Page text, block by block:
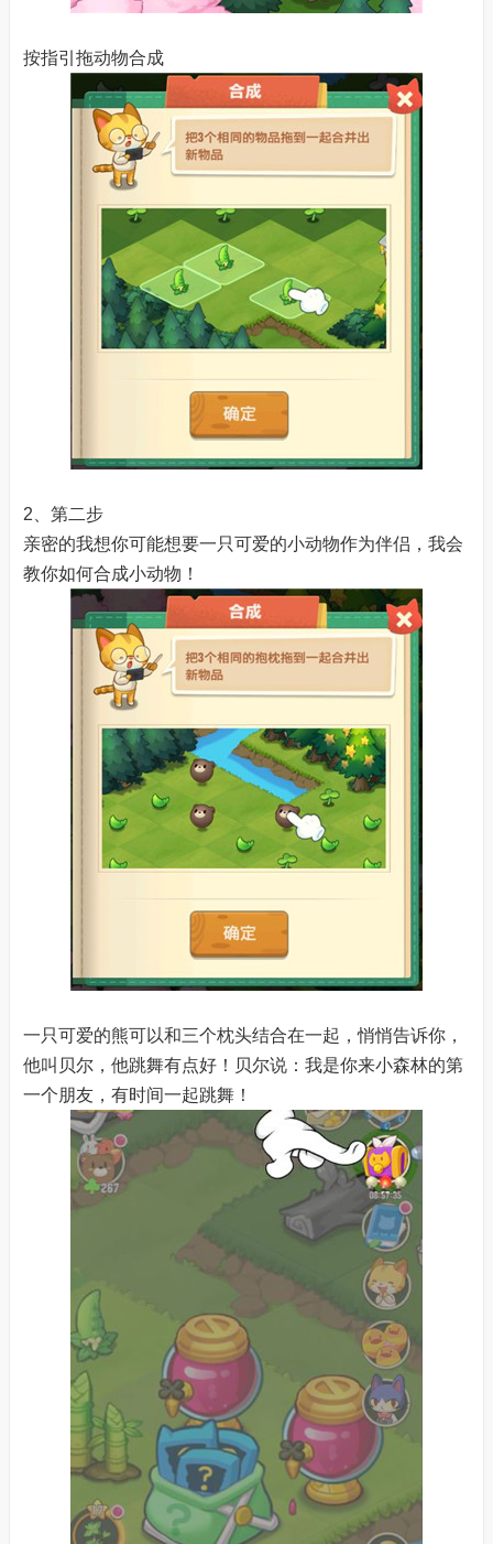
按指引拖动物合成
2、第二步
亲密的我想你可能想要一只可爱的小动物作为伴侣，我会
教你如何合成小动物！
一只可爱的熊可以和三个枕头结合在一起，悄悄告诉你，
他叫贝尔，他跳舞有点好！贝尔说：我是你来小森林的第
一个朋友，有时间一起跳舞！